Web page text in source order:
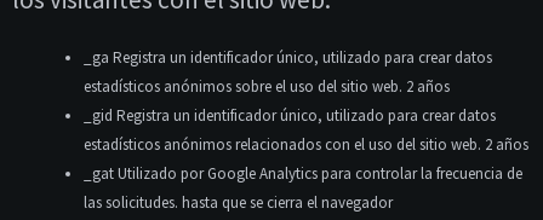
_ga Registra un identificador único, utilizado para crear datos
estadísticos anónimos sobre el uso del sitio web. 2 años
_gid Registra un identificador único, utilizado para crear datos
estadísticos anónimos relacionados con el uso del sitio web. 2 años
_gat Utilizado por Google Analytics para controlar la frecuencia de
las solicitudes. hasta que se cierra el navegador